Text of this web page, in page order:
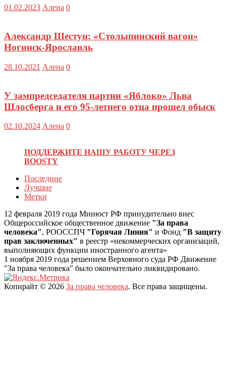
01.02.2023 Алена 0
Александр Шестун: «Столыпинский вагон»
Ногинск-Ярославль
28.10.2021 Алена 0
У зампредседателя партии «Яблоко» Льва
Шлосберга и его 95-летнего отца прошел обыск
02.10.2024 Алена 0
ПОДДЕРЖИТЕ НАШУ РАБОТУ ЧЕРЕЗ
BOOSTY
Последние
Лучшие
Метки
12 февраля 2019 года Минюст РФ принудительно внес
Общероссийское общественное движение "За права
человека", РООССПЧ "Горячая Линия" и Фонд "В защиту
прав заключенных" в реестр «некоммерческих организаций,
выполняющих функции иностранного агента»
1 ноября 2019 года решением Верховного суда РФ Движение
"За права человека" было окончательно ликвидировано.
Копирайт © 2026 За права человека. Все права защищены.